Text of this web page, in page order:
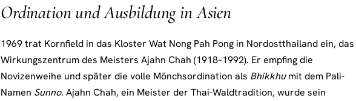
Ordination und Ausbildung in Asien
1969 trat Kornfield in das Kloster Wat Nong Pah Pong in Nordostthailand ein, das
Wirkungszentrum des Meisters Ajahn Chah (1918–1992). Er empfing die
Novizenweihe und später die volle Mönchsordination als Bhikkhumit dem Pali-
Namen Sunno. Ajahn Chah, ein Meister der Thai-Waldtradition, wurde sein